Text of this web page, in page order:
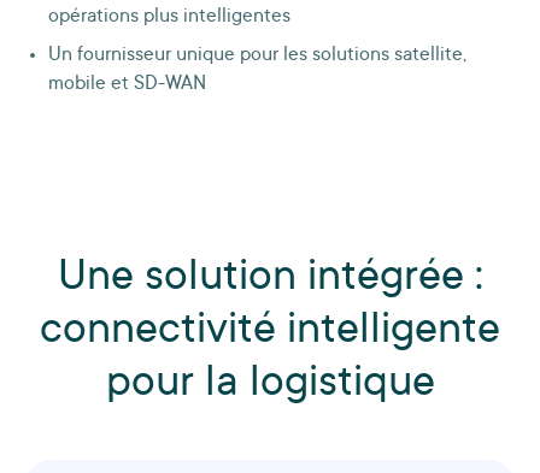
opérations plus intelligentes
Un fournisseur unique pour les solutions satellite,
mobile et SD-WAN
Une solution intégrée :
connectivité intelligente
pour la logistique